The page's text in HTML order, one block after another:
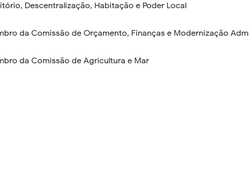
Descentralização, Habitação e Poder Local
da Comissão de Orçamento, Finanças e Modernização
da Comissão de Agricultura e Mar